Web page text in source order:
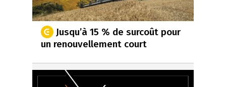
Jusqu’à 15 % de surcoût pour
un renouvellement court